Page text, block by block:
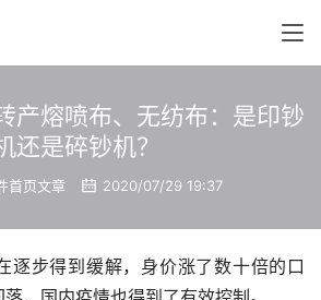
产熔喷布、无纺布：是印钞
还是碎钞机？
首页文章 2020/07/29 19:37
逐步得到缓解，身价涨了数十倍的口